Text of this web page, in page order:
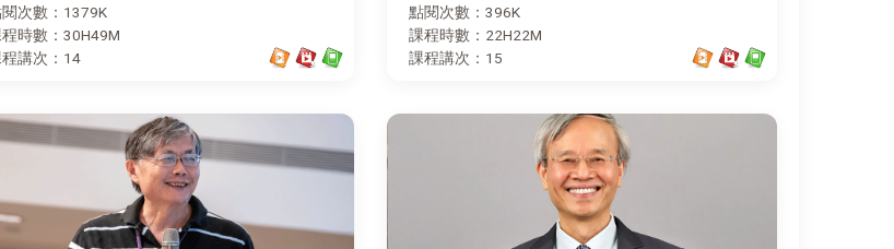
次數：1379K
時數：30H49M
講次：14
點閱次數：396K
課程時數：22H22M
課程講次：15